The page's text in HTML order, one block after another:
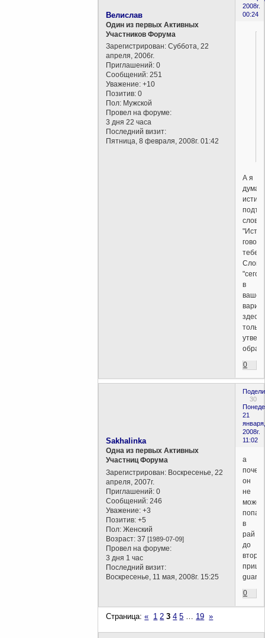
2008г.
00:24
Велислав
Один из первых Активных
Участников Форума
Зарегистрирован: Суббота, 22
апреля, 2006г.
Приглашений: 0
Сообщений: 251
Уважение: +10
Позитив: 0
Пол: Мужской
Провел на форуме:
3 дня 22 часа
Последний визит:
Пятница, 8 февраля, 2008г. 01:42
А я
думал
слова
тебе".
Слово
в
вашем
здесь
только
0
30
21
января,
2008г.
11:02
Sakhalinka
Одна из первых Активных
Участниц Форума
Зарегистрирован: Воскресенье, 22
апреля, 2007г.
Приглашений: 0
Сообщений: 246
Уважение: +3
Позитив: +5
Пол: Женский
Возраст: 37[1989-07-09]
Провел на форуме:
3 дня 1 час
Последний визит:
Воскресенье, 11 мая, 2008г. 15:25
а
он
не
может
в
рай
до
guard?
0
Страница:« 1 2 3 4 5 19 »